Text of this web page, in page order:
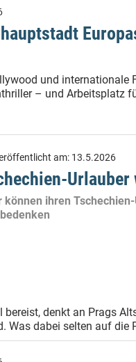
und internationale
– und Arbeitsplatz
am: 13.5.2026
ihren
bereist, denkt an Prags
Was dabei selten auf die